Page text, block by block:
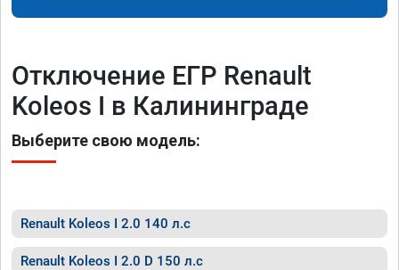
Отключение ЕГР Renault
Koleos I в Калининграде
Выберите свою модель:
Renault Koleos I 2.0 140 л.с
Renault Koleos I 2.0 D 150 л.с